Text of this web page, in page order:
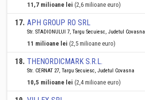
11,7 milioane lei (2,6 milioane euro)
17. APH GROUP RO SRL
Str. STADIONULUI 7, Targu Secuiesc, Judetul Covasna
11 milioane lei (2,5 milioane euro)
18. THENORDICMARK S.R.L.
Str. CERNAT 27, Targu Secuiesc, Judetul Covasna
10,5 milioane lei (2,4 milioane euro)